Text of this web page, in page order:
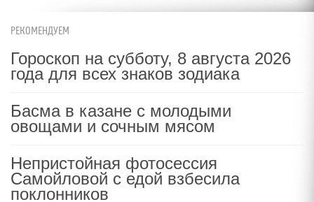
РЕКОМЕНДУЕМ
Гороскоп на субботу, 8 августа 2026
года для всех знаков зодиака
Басма в казане с молодыми
овощами и сочным мясом
Непристойная фотосессия
Самойловой с едой взбесила
поклонников